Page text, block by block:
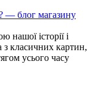
— блог магазину
нашої історії і
з класичних картин,
усього часу